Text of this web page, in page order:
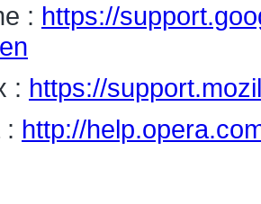
: https://
: https://
: http://